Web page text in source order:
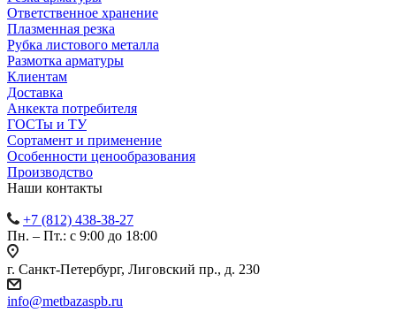
Ответственное хранение
Плазменная резка
Рубка листового металла
Размотка арматуры
Клиентам
Доставка
Анкекта потребителя
ГОСТы и ТУ
Сортамент и применение
Особенности ценообразования
Производство
Наши контакты
+7 (812) 438-38-27
Пн. – Пт.: с 9:00 до 18:00
г. Санкт-Петербург, Лиговский пр., д. 230
info@metbazaspb.ru